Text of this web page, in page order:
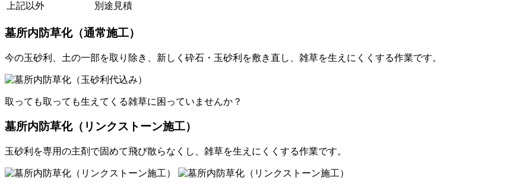
上記以外
別途見積
墓所内防草化（通常施工）
今の玉砂利、土の一部を取り除き、新しく砕石・玉砂利を敷き直し、雑草を生えにくくする作業です。
取っても取っても生えてくる雑草に困っていませんか？
墓所内防草化（リンクストーン施工）
玉砂利を専用の主剤で固めて飛び散らなくし、雑草を生えにくくする作業です。